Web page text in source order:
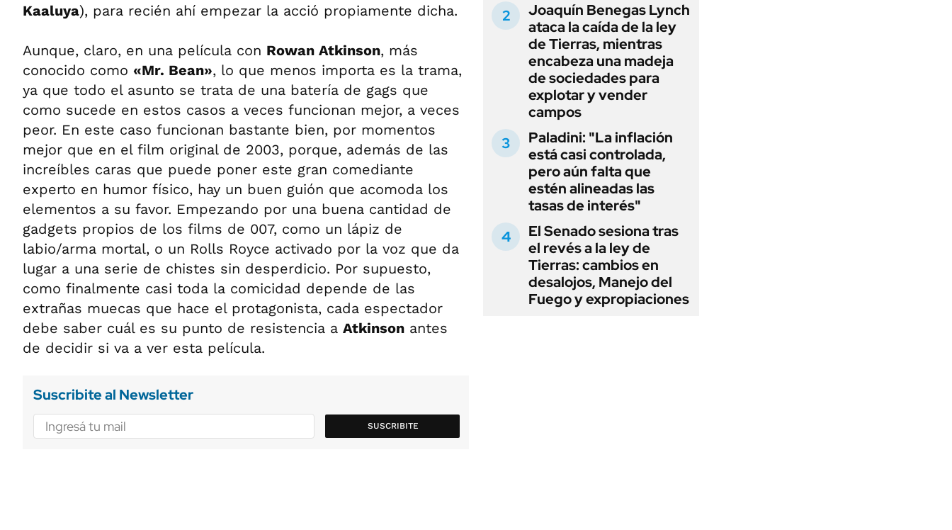
Kaaluya), para recién ahí empezar la acció propiamente dicha.
Aunque, claro, en una película con Rowan Atkinson, más
conocido como «Mr. Bean», lo que menos importa es la trama,
ya que todo el asunto se trata de una batería de gags que
como sucede en estos casos a veces funcionan mejor, a veces
peor. En este caso funcionan bastante bien, por momentos
mejor que en el film original de 2003, porque, además de las
increíbles caras que puede poner este gran comediante
experto en humor físico, hay un buen guión que acomoda los
elementos a su favor. Empezando por una buena cantidad de
gadgets propios de los films de 007, como un lápiz de
labio/arma mortal, o un Rolls Royce activado por la voz que da
lugar a una serie de chistes sin desperdicio. Por supuesto,
como finalmente casi toda la comicidad depende de las
extrañas muecas que hace el protagonista, cada espectador
debe saber cuál es su punto de resistencia a Atkinson antes
de decidir si va a ver esta película.
Suscribite al Newsletter
SUSCRIBITE
Joaquín Benegas Lynch
ataca la caída de la ley
de Tierras, mientras
encabeza una madeja
de sociedades para
explotar y vender
campos
Paladini: "La inflación
está casi controlada,
pero aún falta que
estén alineadas las
tasas de interés"
El Senado sesiona tras
el revés a la ley de
Tierras: cambios en
desalojos, Manejo del
Fuego y expropiaciones